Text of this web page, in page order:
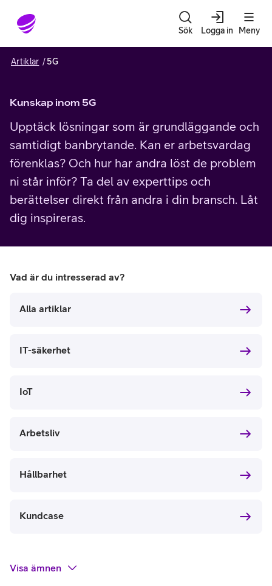
Gå till sidans innehåll
Sök Logga in Meny
Artiklar 5G
Kunskap inom 5G
Upptäck lösningar som är grundläggande och
samtidigt banbrytande. Kan er arbetsvardag
förenklas? Och hur har andra löst de problem
ni står inför? Ta del av experttips och
berättelser direkt från andra i din bransch. Låt
dig inspireras.
Vad är du intresserad av?
Alla artiklar
IT-säkerhet
IoT
Arbetsliv
Hållbarhet
Kundcase
Visa ämnen